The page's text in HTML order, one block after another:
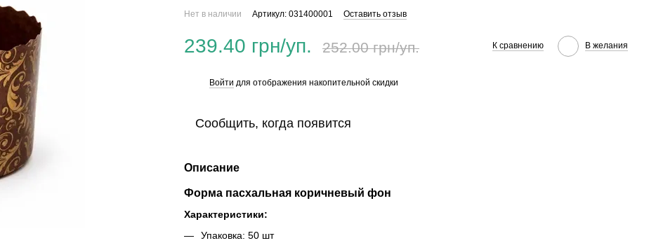
Нет в наличии Артикул: 031400001 Оставить отзыв
239.40 грн/уп. 252.00 грн/уп. К сравнению В желания
Войти для отображения накопительной скидки
Сообщить, когда появится
Описание
Форма пасхальная коричневый фон
Характеристики:
Упаковка: 50 шт